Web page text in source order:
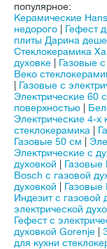
популярное:
Керамические
недорого
Гефест
плиты Дарина
Стеклокерамика
духовке
Газовые
Веко
Газовые с
Электрические 60
поверхностью
Электрические 4-х
стеклокерамика
Газовые 50 см
Электрические с
духовкой
Газовые
Bosch с газовой
духовкой
Газовые
Индезит с газовой
электрической
Гефест с
духовкой Gorenje
для кухни